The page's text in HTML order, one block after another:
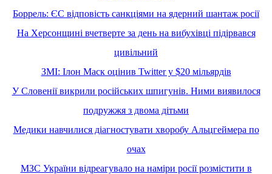
Боррель: ЄС відповість санкціями на ядерний шантаж росії
На Херсонщині вчетверте за день на вибухівці підірвався
цивільний
ЗМІ: Ілон Маск оцінив Twitter у $20 мільярдів
У Словенії викрили російських шпигунів. Ними виявилося
подружжя з двома дітьми
Медики навчилися діагностувати хворобу Альцгеймера по
очах
МЗС України відреагувало на наміри росії розмістити в